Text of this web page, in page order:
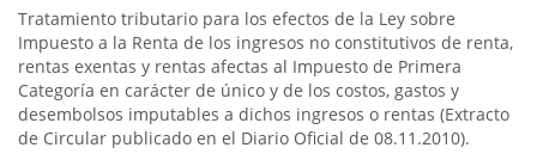
Tratamiento tributario para los efectos de la Ley sobre
Impuesto a la Renta de los ingresos no constitutivos de renta,
rentas exentas y rentas afectas al Impuesto de Primera
Categoría en carácter de único y de los costos, gastos y
desembolsos imputables a dichos ingresos o rentas (Extracto
de Circular publicado en el Diario Oficial de 08.11.2010).